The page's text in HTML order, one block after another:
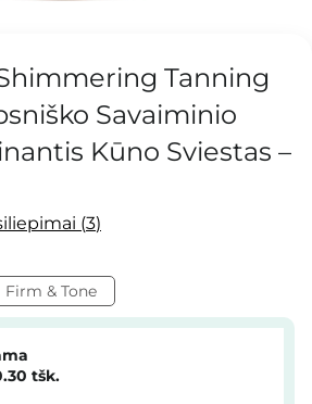
Tanning
Savaiminio
Kūno Sviestas –
3
Firm & Tone
tšk.